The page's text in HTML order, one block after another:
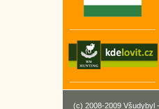
(c) 2008-2009 Všudybyl